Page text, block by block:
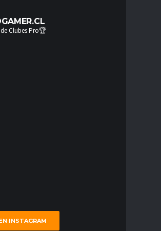
Clubes Pro🏆
INSTAGRAM